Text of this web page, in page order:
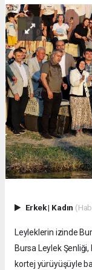
Erkek| Kadın
Leyleklerin izinde
Bursa Leylek
kortej yürüyüşüyle